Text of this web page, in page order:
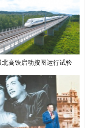
北高铁启动按图运行试验